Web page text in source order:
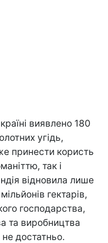
виявлено 180
угідь,
принести користь
так і
відновила лише
гектарів,
господарства,
та виробництва
не достатньо.